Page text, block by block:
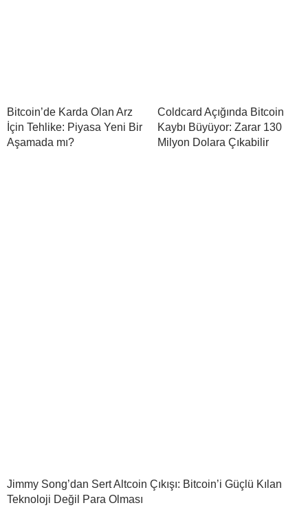
Bitcoin’de Karda Olan Arz
İçin Tehlike: Piyasa Yeni Bir
Aşamada mı?
Coldcard Açığında Bitcoin
Kaybı Büyüyor: Zarar 130
Milyon Dolara Çıkabilir
Jimmy Song’dan Sert Altcoin Çıkışı: Bitcoin’i Güçlü Kılan
Teknoloji Değil Para Olması